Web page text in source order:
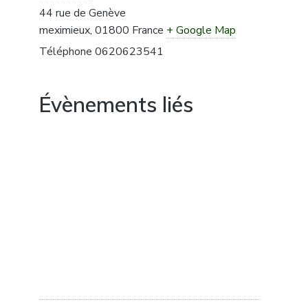
44 rue de Genève
meximieux, 01800 France + Google Map
Téléphone 0620623541
Évènements liés